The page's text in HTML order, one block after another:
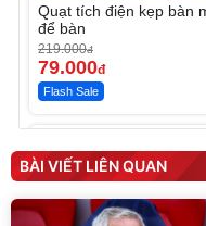
Quạt tích điện kẹp bàn
để bàn
219.000đ
79.000đ
Flash Sale
tức thì Vaseline Body
190.000đ
138.330đ
Discount
BÀI VIẾT LIÊN QUAN